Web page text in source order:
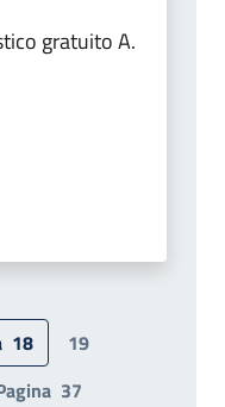
gratuito A.
18
19
37